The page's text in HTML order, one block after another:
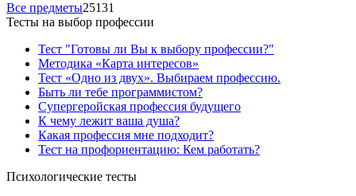
Все предметы25131
Тесты на выбор профессии
Тест "Готовы ли Вы к выбору профессии?"
Методика «Карта интересов»
Тест «Одно из двух». Выбираем профессию.
Быть ли тебе программистом?
Супергеройская профессия будущего
К чему лежит ваша душа?
Какая профессия мне подходит?
Тест на профориентацию: Кем работать?
Психологические тесты